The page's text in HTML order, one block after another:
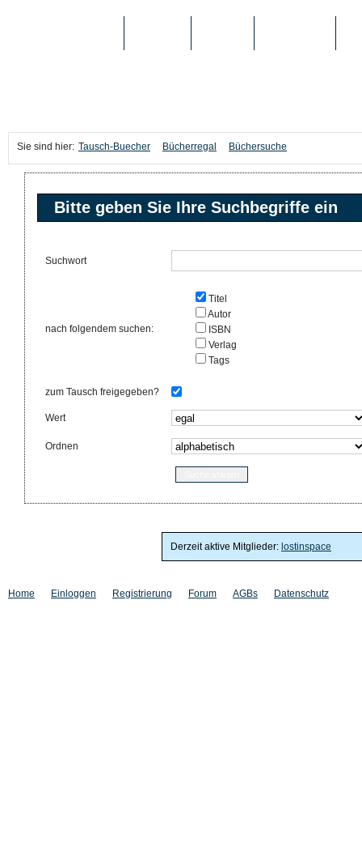
Sie sind hier: Tausch-Buecher Bücherregal Büchersuche
Bitte geben Sie Ihre Suchbegriffe ein
Suchwort
nach folgendem suchen:
Titel
Autor
ISBN
Verlag
Tags
zum Tausch freigegeben?
Wert
Ordnen
Derzeit aktive Mitglieder: lostinspace
Home Einloggen Registrierung Forum AGBs Datenschutz